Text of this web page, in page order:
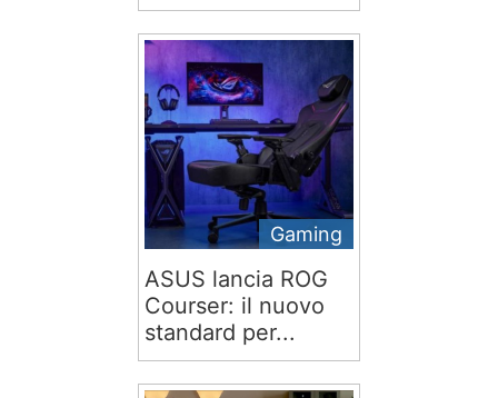
Gaming
ASUS lancia ROG
Courser: il nuovo
standard per...